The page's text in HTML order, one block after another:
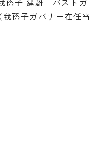
孫子 建雄 パストガ
孫子ガバナー在任当